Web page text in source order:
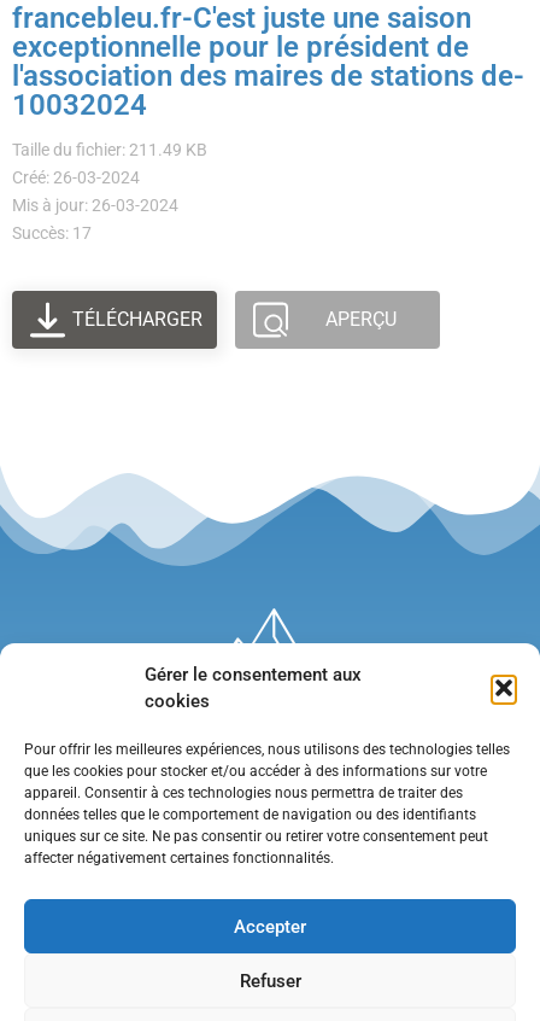
Gérer le consentement aux
cookies
Pour offrir les meilleures expériences, nous utilisons des technologies telles
que les cookies pour stocker et/ou accéder à des informations sur votre
appareil. Consentir à ces technologies nous permettra de traiter des
données telles que le comportement de navigation ou des identifiants
uniques sur ce site. Ne pas consentir ou retirer votre consentement peut
affecter négativement certaines fonctionnalités.
Accepter
Refuser
francebleu.fr-C'est juste une saison
exceptionnelle pour le président de
l'association des maires de stations de-
10032024
Taille du fichier: 211.49 KB
Créé: 26-03-2024
Mis à jour: 26-03-2024
Succès: 17
TÉLÉCHARGER APERÇU
•Contact